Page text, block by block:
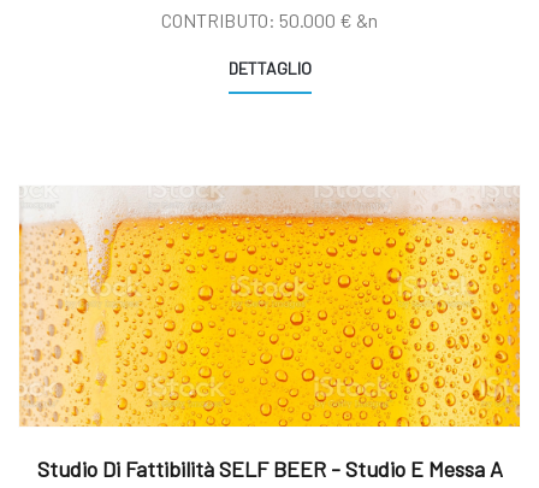
CONTRIBUTO: 50.000 € &n
DETTAGLIO
Studio Di Fattibilità SELF BEER - Studio E Messa A